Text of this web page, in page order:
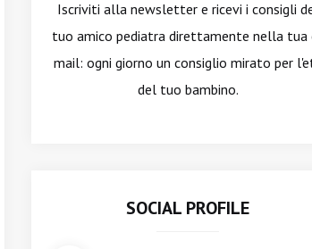
Iscriviti alla newslettere ricevi i consigli
tuo amico pediatra direttamente nella tua
mail: ogni giorno un consiglio mirato per
del tuo bambino.
SOCIAL PROFILE